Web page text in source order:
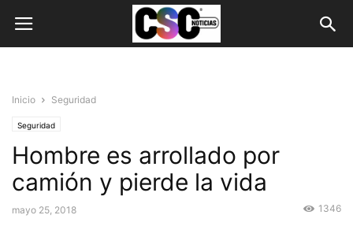
Inicio Seguridad
Seguridad
Hombre es arrollado por
camión y pierde la vida
mayo 25, 2018 1346